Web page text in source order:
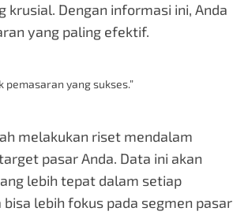
Dengan informasi ini, Anda
yang paling efektif.
yang sukses.”
melakukan riset mendalam
pasar Anda. Data ini akan
lebih tepat dalam setiap
lebih fokus pada segmen pasar